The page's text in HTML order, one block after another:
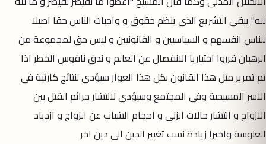
لله" يبقى التشريع الذى ينظم حقوق و واجبات الناس حقا اصيلا
للناس انفسهم و السياسيين و القانونيين و ليس حق لمجموعة من
الرهبان قرروا اختياريا الانفصال عن العالم و ندق ناقوس الخطر اذا
تم تمرير مثل هذا القانون بكل هذا العوار سيؤدى لنتائج كارثية فى
الاسر المسيحية وفى المجتمع وسيؤدى لانتشار جرائم القتل بين
الازواج و انتشار حالات الزنى و احجام الشباب عن الزواج و ازدياد
العنوسة واخيرا زيادة نسب تغيير الدين الى دين اخر